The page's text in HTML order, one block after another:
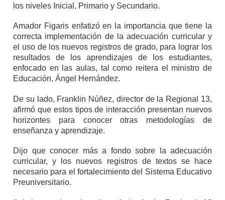
los niveles Inicial, Primario y Secundario.
Amador Figaris enfatizó en la importancia que tiene la
correcta implementación de la adecuación curricular y
el uso de los nuevos registros de grado, para lograr los
resultados de los aprendizajes de los estudiantes,
enfocado en las aulas, tal como reitera el ministro de
Educación, Ángel Hernández.
De su lado, Franklin Núñez, director de la Regional 13,
afirmó que estos tipos de interacción presentan nuevos
horizontes para conocer otras metodologías de
enseñanza y aprendizaje.
Dijo que conocer más a fondo sobre la adecuación
curricular, y los nuevos registros de textos se hace
necesario para el fortalecimiento del Sistema Educativo
Preuniversitario.